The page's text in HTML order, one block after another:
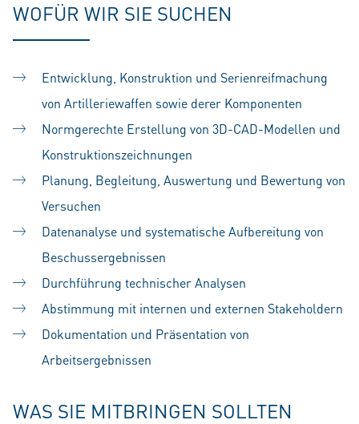
WOFÜR WIR SIE SUCHEN
Entwicklung, Konstruktion und Serienreifmachung
von Artilleriewaffen sowie derer Komponenten
Normgerechte Erstellung von 3D-CAD-Modellen und
Konstruktionszeichnungen
Planung, Begleitung, Auswertung und Bewertung von
Versuchen
Datenanalyse und systematische Aufbereitung von
Beschussergebnissen
Durchführung technischer Analysen
Abstimmung mit internen und externen Stakeholdern
Dokumentation und Präsentation von
Arbeitsergebnissen
WAS SIE MITBRINGEN SOLLTEN